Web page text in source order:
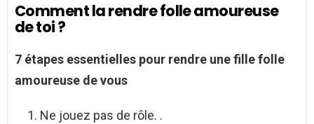
Comment la rendre folle amoureuse
de toi ?
7 étapes essentielles pour rendre une fillefolle
amoureuse de vous
Ne jouez pas de rôle. .